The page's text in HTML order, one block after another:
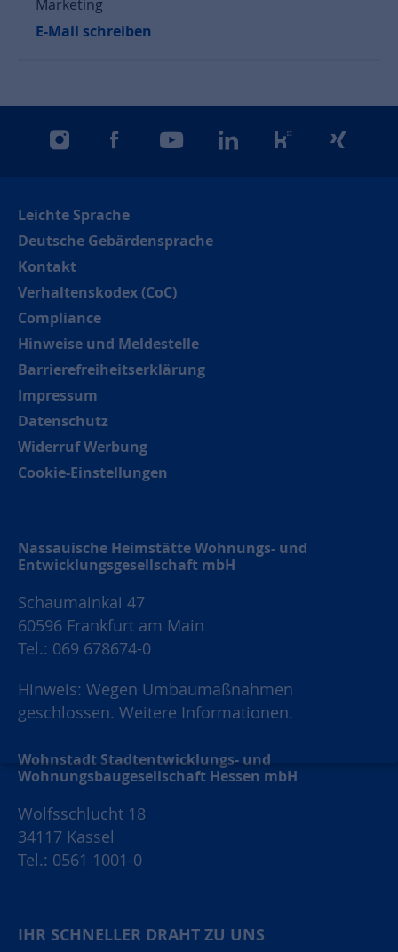
Marketing
E-Mail schreiben
instagramfacebookyoutubelinkedinkununuxing
Leichte Sprache
Deutsche Gebärdensprache
Kontakt
Verhaltenskodex (CoC)
Compliance
Hinweise und Meldestelle
Barrierefreiheitserklärung
Impressum
Datenschutz
Widerruf Werbung
Cookie-Einstellungen
Nassauische Heimstätte Wohnungs- und
Entwicklungsgesellschaft mbH
Schaumainkai 47
60596 Frankfurt am Main
Tel.: 069 678674-0
Hinweis: Wegen Umbaumaßnahmen
geschlossen. Weitere Informationen.
Wohnstadt Stadtentwicklungs- und
Wohnungsbaugesellschaft Hessen mbH
Wolfsschlucht 18
34117 Kassel
Tel.: 0561 1001-0
IHR SCHNELLER DRAHT ZU UNS